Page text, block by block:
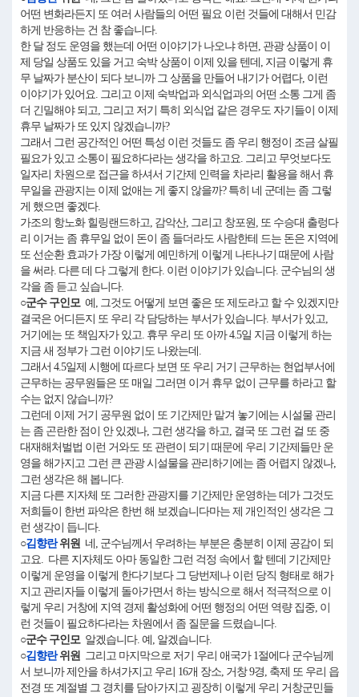
어떤 변화라든지 또 여러 사람들의 어떤 필요 이런 것들에 대해서 민감
하게 반응하는 건 참 좋습니다.
한 달 정도 운영을 했는데 어떤 이야기가 나오냐 하면, 관광 상품이 이
제 당일 상품도 있을 거고 숙박 상품이 이제 있을 텐데, 지금 이렇게 휴
무 날짜가 분산이 되다 보니까 그 상품을 만들어 내기가 어렵다, 이런
이야기가 있어요. 그리고 이제 숙박업과 외식업과의 어떤 소통 그게 좀
더 긴밀해야 되고, 그리고 저기 특히 외식업 같은 경우도 자기들이 이제
휴무 날짜가 또 있지 않겠습니까?
그래서 그런 공간적인 어떤 특성 이런 것들도 좀 우리 행정이 조금 살필
필요가 있고 소통이 필요하다라는 생각을 하고요. 그리고 무엇보다도
일자리 차원으로 접근을 하셔서 기간제 인력을 차라리 활용을 해서 휴
무일을 관광지는 이제 없애는 게 좋지 않을까? 특히 네 군데는 좀 그렇
게 했으면 좋겠다.
가조의 항노화 힐링랜드하고, 감악산, 그리고 창포원, 또 수승대 출렁다
리 이거는 좀 휴무일 없이 돈이 좀 들더라도 사람한테 드는 돈은 지역에
또 선순환 효과가 가장 이렇게 예민하게 이렇게 나타나기 때문에 사람
을 써라. 다른 데 다 그렇게 한다. 이런 이야기가 있습니다. 군수님의 생
각을 좀 듣고 싶습니다.
○군수 구인모예, 그것도 어떻게 보면 좋은 또 제도라고 할 수 있겠지만
결국은 어디든지 또 우리 각 담당하는 부서가 있습니다. 부서가 있고,
거기에는 또 책임자가 있고. 휴무 우리 또 아까 4.5일 지금 이렇게 하는
지금 새 정부가 그런 이야기도 나왔는데.
그래서 4.5일제 시행에 따르다 보면 또 우리 거기 근무하는 현업부서에
근무하는 공무원들은 또 매일 그러면 이거 휴무 없이 근무를 하라고 할
수는 없지 않습니까?
그런데 이제 거기 공무원 없이 또 기간제만 맡겨 놓기에는 시설물 관리
는 좀 곤란한 점이 안 있겠나, 그런 생각을 하고, 결국 또 그런 걸 또 중
대재해처벌법 이런 거와도 또 관련이 되기 때문에 우리 기간제들만 운
영을 해가지고 그런 큰 관광 시설물을 관리하기에는 좀 어렵지 않겠나,
그런 생각은 해 봅니다.
지금 다른 지자체 또 그러한 관광지를 기간제만 운영하는 데가 그것도
저희들이 한번 파악은 한번 해 보겠습니다마는 제 개인적인 생각은 그
런 생각이 듭니다.
○김향란위원 네, 군수님께서 우려하는 부분은 충분히 이제 공감이 되
고요. 다른 지자체도 아마 동일한 그런 걱정 속에서 할 텐데 기간제만
이렇게 운영을 이렇게 한다기보다 그 당번제나 이런 당직 형태로 해가
지고 관리자들 이렇게 돌아가면서 하는 방식으로 해서 적극적으로 이
렇게 우리 거창에 지역 경제 활성화에 어떤 행정의 어떤 역량 집중, 이
런 것들이 필요하다라는 차원에서 좀 질문을 드렸습니다.
○군수 구인모알겠습니다. 예, 알겠습니다.
○김향란위원 그리고 마지막으로 저기 우리 애국가 1절에다 군수님께
서 보니까 제안을 하셔가지고 우리 16개 장소, 거창 9경, 축제 또 우리 읍
전경 또 계절별 그 경치를 담아가지고 굉장히 이렇게 우리 거창군민들